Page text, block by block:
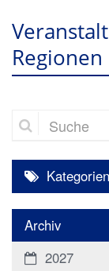
Regionen
Suche
Kategorien
Archiv
2027